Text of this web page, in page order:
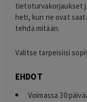
tietoturvakorjaukset
heti, kun ne ovat
tehdä mitään.
Valitse tarpeisiisi
EHDOT
Voimassa 30